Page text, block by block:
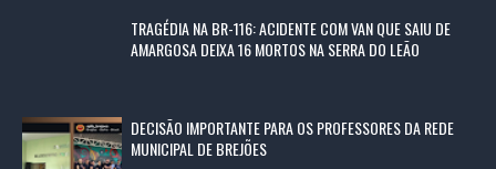
TRAGÉDIA NA BR-116: ACIDENTE COM VAN QUE SAIU DE
AMARGOSA DEIXA 16 MORTOS NA SERRA DO LEÃO
DECISÃO IMPORTANTE PARA OS PROFESSORES DA REDE
MUNICIPAL DE BREJÕES